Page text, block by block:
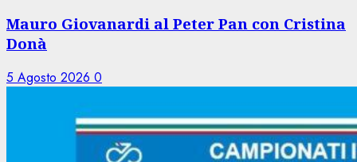
Mauro Giovanardi al Peter Pan con Cristina
Donà
5 Agosto 2026 0